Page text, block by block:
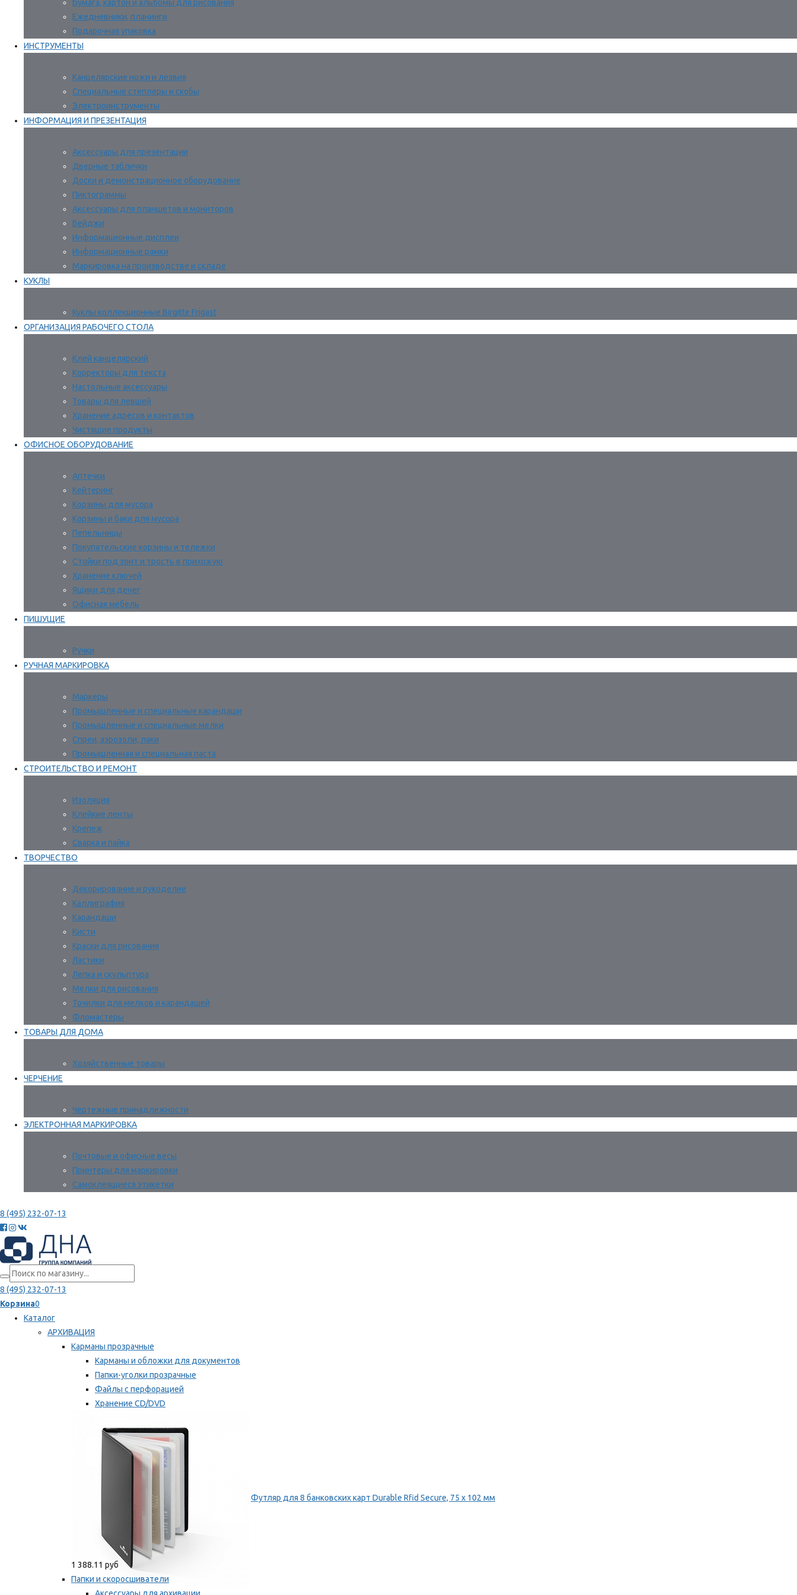
Бумага, картон и альбомы для рисования
Ежедневники, планинги
Подарочная упаковка
ИНСТРУМЕНТЫ
Канцелярские ножи и лезвия
Специальные степлеры и скобы
Электроинструменты
ИНФОРМАЦИЯ И ПРЕЗЕНТАЦИЯ
Аксессуары для презентации
Дверные таблички
Доски и демонстрационное оборудование
Пиктограммы
Аксессуары для планшетов и мониторов
Бейджи
Информационные дисплеи
Информационные рамки
Маркировка на производстве и складе
КУКЛЫ
Куклы коллекционные Birgitte Frigast
ОРГАНИЗАЦИЯ РАБОЧЕГО СТОЛА
Клей канцелярский
Корректоры для текста
Настольные аксессуары
Товары для левшей
Хранение адресов и контактов
Чистящие продукты
ОФИСНОЕ ОБОРУДОВАНИЕ
Аптечки
Кейтеринг
Корзины для мусора
Корзины и баки для мусора
Пепельницы
Покупательские корзины и тележки
Стойки под зонт и трость в прихожую
Хранение ключей
Ящики для денег
Офисная мебель
ПИШУЩИЕ
Ручки
РУЧНАЯ МАРКИРОВКА
Маркеры
Промышленные и специальные карандаши
Промышленные и специальные мелки
Спреи, аэрозоли, лаки
Промышленная и специальная паста
СТРОИТЕЛЬСТВО И РЕМОНТ
Изоляция
Клейкие ленты
Крепеж
Сварка и пайка
ТВОРЧЕСТВО
Декорирование и рукоделие
Каллиграфия
Карандаши
Кисти
Краски для рисования
Ластики
Лепка и скульптура
Мелки для рисования
Точилки для мелков и карандашей
Фломастеры
ТОВАРЫ ДЛЯ ДОМА
Хозяйственные товары
ЧЕРЧЕНИЕ
Чертежные принадлежности
ЭЛЕКТРОННАЯ МАРКИРОВКА
Почтовые и офисные весы
Принтеры для маркировки
Самоклеящиеся этикетки
8 (495) 232-07-13
8 (495) 232-07-13
Корзина0
Каталог
АРХИВАЦИЯ
Карманы прозрачные
Карманы и обложки для документов
Папки-уголки прозрачные
Файлы с перфорацией
Хранение CD/DVD
Мы рекомендуем
Футляр для 8 банковских карт Durable Rfid Secure, 75 х 102 мм
1 388.11 руб
Папки и скоросшиватели